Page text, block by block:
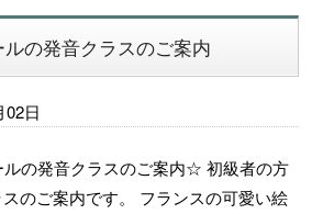
ルの発音クラスのご案内
02日
の発音クラスのご案内☆ 初級者の方
のご案内です。 フランスの可愛い絵